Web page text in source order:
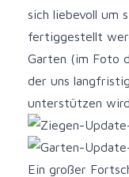
sich liebevoll um
fertiggestellt
Garten (im Foto
der uns
unterstützen wird.
Ein großer